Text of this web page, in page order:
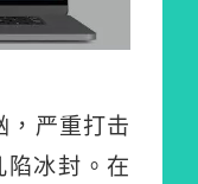
，严重打击
冰封。在